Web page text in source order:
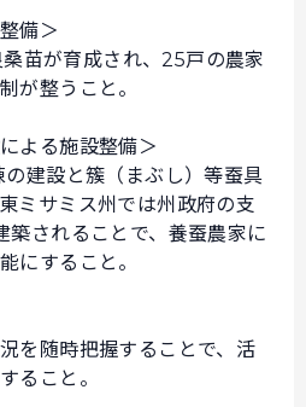
備＞
苗が育成され、25戸の農家
が整うこと。
よる施設整備＞
建設と簇（まぶし）等蚕具
ミサミス州では州政府の支
築されることで、養蚕農家に
にすること。
を随時把握することで、活
ること。